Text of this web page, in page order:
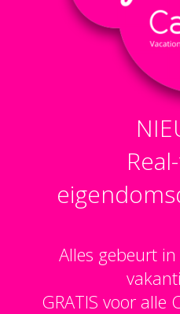
Alles gebeurt
GRATIS voor alle